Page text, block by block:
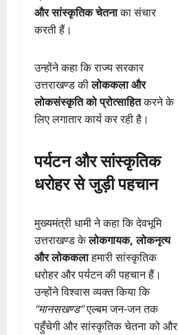
और सांस्कृतिक चेतनाका संचार
करती हैं।
उन्होंने कहा कि राज्य सरकार
उत्तराखण्ड कीलोककला और
लोकसंस्कृति को प्रोत्साहितकरने के
लिए लगातार कार्य कर रही है।
पर्यटन और सांस्कृतिक
धरोहर से जुड़ी पहचान
मुख्यमंत्री धामी ने कहा कि देवभूमि
उत्तराखण्ड केलोकगायक, लोकनृत्य
और लोककलाहमारी सांस्कृतिक
धरोहर और पर्यटन की पहचान हैं।
उन्होंने विश्वास व्यक्त किया कि
“मानसखण्ड”एल्बम जन-जन तक
पहुँचेगी और सांस्कृतिक चेतना को और